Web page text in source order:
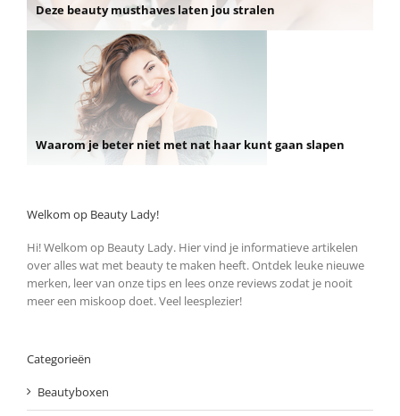
Deze beauty musthaves laten jou stralen
Waarom je beter niet met nat haar kunt gaan slapen
Welkom op Beauty Lady!
Hi! Welkom op Beauty Lady. Hier vind je informatieve artikelen
over alles wat met beauty te maken heeft. Ontdek leuke nieuwe
merken, leer van onze tips en lees onze reviews zodat je nooit
meer een miskoop doet. Veel leesplezier!
Categorieën
Beautyboxen